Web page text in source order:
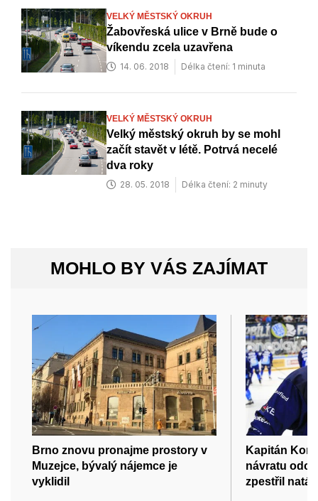
VELKÝ MĚSTSKÝ OKRUH
Žabovřeská ulice v Brně bude o
víkendu zcela uzavřena
14. 06. 2018 Délka čtení: 1 minuta
VELKÝ MĚSTSKÝ OKRUH
Velký městský okruh by se mohl
začít stavět v létě. Potrvá necelé
dva roky
28. 05. 2018 Délka čtení: 2 minuty
MOHLO BY VÁS ZAJÍMAT
Brno znovu pronajme prostory v
Muzejce, bývalý nájemce je
vyklidil
Kapitán
návratu
zpestřil